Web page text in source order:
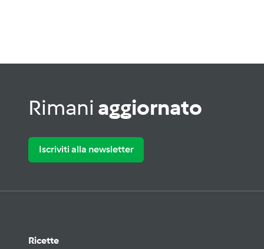
Rimani aggiornato
Iscriviti alla newsletter
Ricette